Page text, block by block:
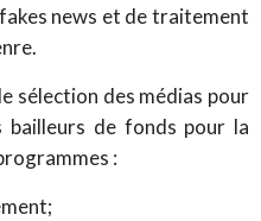
news et de traitement
sélection des médias pour
bailleurs de fonds pour la
: